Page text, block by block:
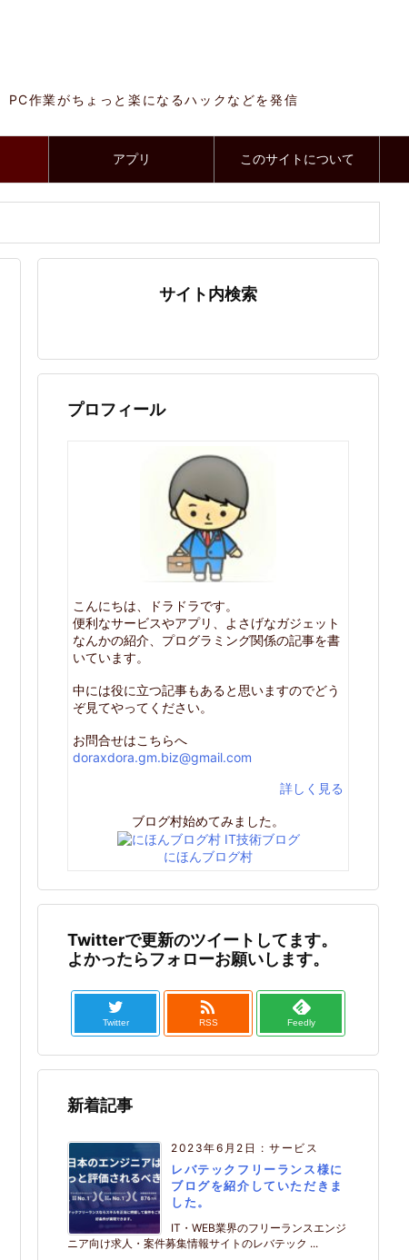
作業がちょっと楽になるハックなどを発信
アプリ このサイトについて
サイト内検索
プロフィール
こんにちは、ドラドラです。
便利なサービスやアプリ、よさげなガジェット
なんかの紹介、プログラミング関係の記事を書
いています。
中には役に立つ記事もあると思いますのでどう
ぞ見てやってください。
お問合せはこちらへ
doraxdora.gm.biz@gmail.com
詳しく見る
ブログ村始めてみました。
にほんブログ村
Twitterで更新のツイートしてます。
よかったらフォローお願いします。
Twitter

RSS Feedly
新着記事
2023年6月2日 :サービス
レバテックフリーランス様に
ブログを紹介していただきま
した。
IT・WEB業界のフリーランスエンジ
ニア向け求人・案件募集情報サイトのレバテック ...